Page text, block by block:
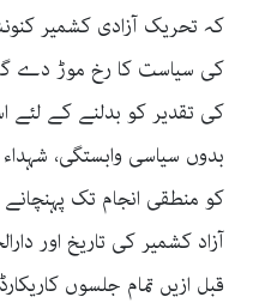
کہ تحریک آزادی کشمیر
کی سیاست کا رخ موڑ دے
کی تقدیر کو بدلنے کے لئے
بدوں سیاسی وابستگی،
کو منطقی انجام تک
آزاد کشمیر کی تاریخ اور
قبل ازیں تمام جلسوں